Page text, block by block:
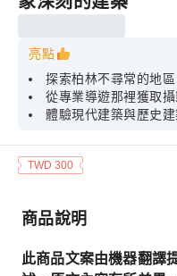
亮點
探索柏林不尋常的地區
從專業導遊那裡獲取
體驗現代建築與歷史
TWD 300
商品說明
此商品文案由機器翻譯